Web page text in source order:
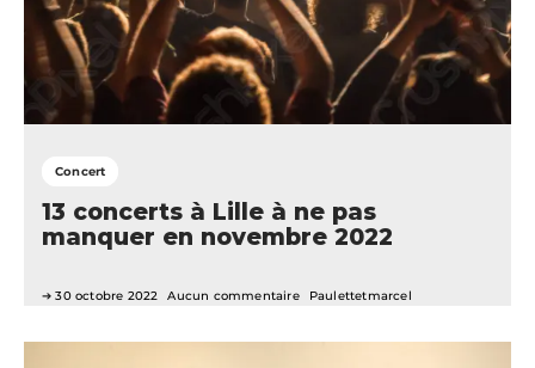
Concert
13 concerts à Lille à ne pas
manquer en novembre 2022
30 octobre 2022 Aucun commentaire Paulettetmarcel